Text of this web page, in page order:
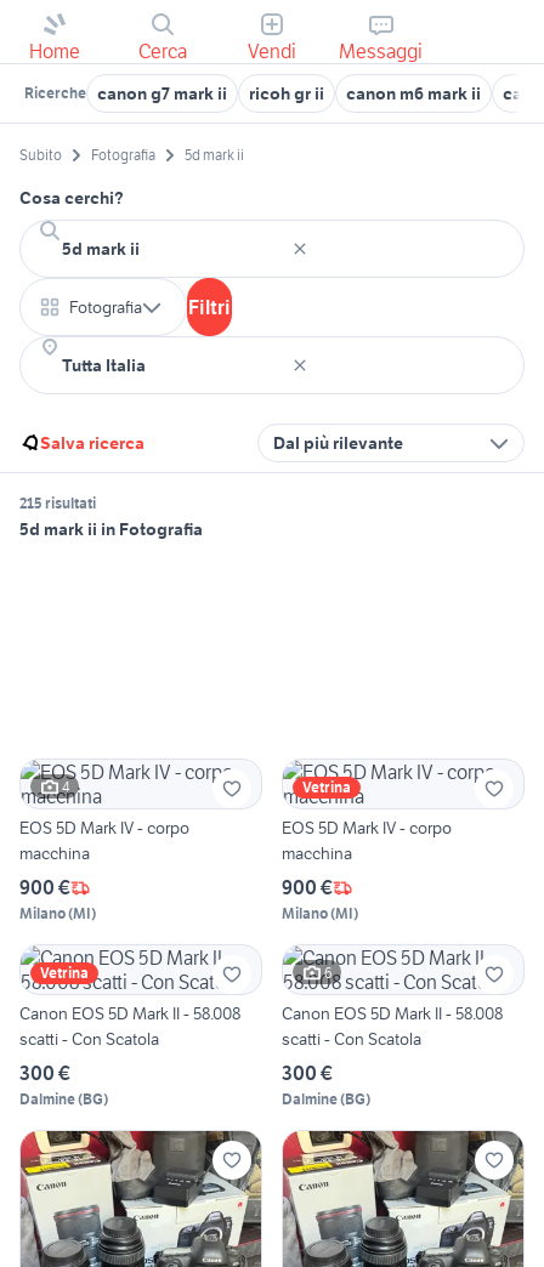
Home Cerca Vendi Messaggi
Ricerche canon g7 mark ii ricoh gr ii canon m6 mark ii
Subito Fotografia 5d mark ii
Cosa cerchi?
Fotografia Filtri
Salva ricerca Dal più rilevante
215 risultati
5d mark ii in Fotografia
4
EOS 5D Mark IV - corpo
macchina
900 €
Milano(MI)
Vetrina
EOS 5D Mark IV - corpo
macchina
900 €
Milano(MI)
Vetrina
Canon EOS 5D Mark II - 58.008
scatti - Con Scatola
300 €
Dalmine(BG)
6
Canon EOS 5D Mark II - 58.008
scatti - Con Scatola
300 €
Dalmine(BG)